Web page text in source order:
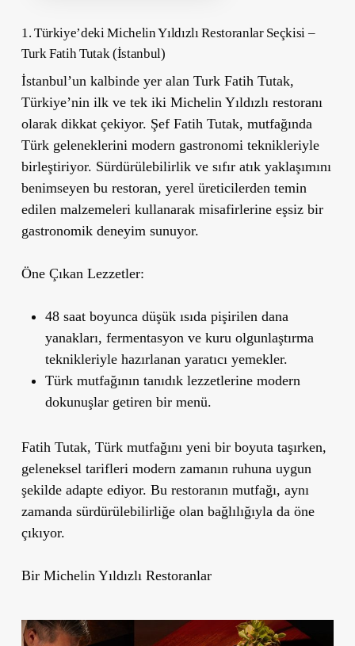
1. Türkiye’deki Michelin Yıldızlı Restoranlar Seçkisi –
Turk Fatih Tutak (İstanbul)
İstanbul’un kalbinde yer alan Turk Fatih Tutak,
Türkiye’nin ilk ve tek iki Michelin Yıldızlı restoranı
olarak dikkat çekiyor. Şef Fatih Tutak, mutfağında
Türk geleneklerini modern gastronomi teknikleriyle
birleştiriyor. Sürdürülebilirlik ve sıfır atık yaklaşımını
benimseyen bu restoran, yerel üreticilerden temin
edilen malzemeleri kullanarak misafirlerine eşsiz bir
gastronomik deneyim sunuyor.
Öne Çıkan Lezzetler:
48 saat boyunca düşük ısıda pişirilen dana
yanakları, fermentasyon ve kuru olgunlaştırma
teknikleriyle hazırlanan yaratıcı yemekler.
Türk mutfağının tanıdık lezzetlerine modern
dokunuşlar getiren bir menü.
Fatih Tutak, Türk mutfağını yeni bir boyuta taşırken,
geleneksel tarifleri modern zamanın ruhuna uygun
şekilde adapte ediyor. Bu restoranın mutfağı, aynı
zamanda sürdürülebilirliğe olan bağlılığıyla da öne
çıkıyor.
Bir Michelin Yıldızlı Restoranlar